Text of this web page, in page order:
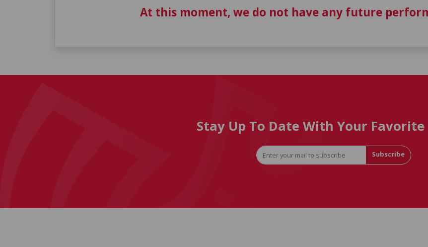
At this moment, we do not have any future
Stay Up To Date With Your Favorite
Subscribe